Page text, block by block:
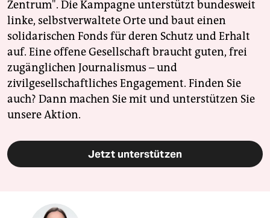
Zentrum". Die Kampagne unterstützt bundesweit
linke, selbstverwaltete Orte und baut einen
solidarischen Fonds für deren Schutz und Erhalt
auf. Eine offene Gesellschaft braucht guten, frei
zugänglichen Journalismus – und
zivilgesellschaftliches Engagement. Finden Sie
auch? Dann machen Sie mit und unterstützen Sie
unsere Aktion.
Jetzt unterstützen